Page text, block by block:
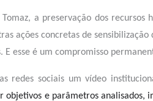
a preservação dos
ações concretas de
esse é um compromisso
redes sociais um vídeo
e parâmetros analisados,